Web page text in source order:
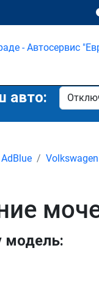
авто:
Volkswagen
модель: